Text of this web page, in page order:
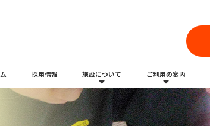
採用情報 施設について ご利用の案内